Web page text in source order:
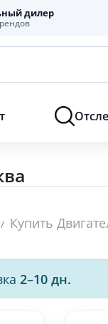
дилер
Купить
2–10 дн.